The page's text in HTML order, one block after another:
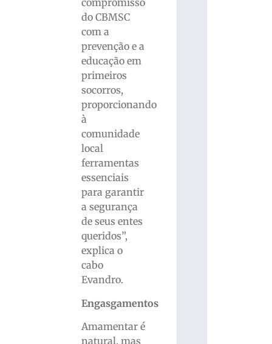
compromisso
do CBMSC
com a
prevenção e a
educação em
primeiros
socorros,
proporcionando
à
comunidade
local
ferramentas
essenciais
para garantir
a segurança
de seus entes
queridos”,
explica o
cabo
Evandro.
Engasgamentos
Amamentar é
natural, mas